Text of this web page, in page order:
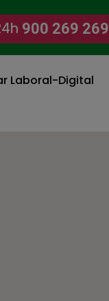
900 269 269
Laboral-Digital